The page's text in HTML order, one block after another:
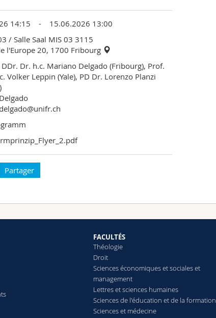
14:15 - 15.06.2026 13:00
/ Salle Saal MIS 03 3115
l'Europe 20, 1700 Fribourg
Dr. h.c. Mariano Delgado (Fribourg), Prof.
Volker Leppin (Yale), PD Dr. Lorenzo Planzi
Partager
FACULTÉS
Théologie
Droit
Sciences économiques et sociales et
management
Lettreset sciences humaines
Sciences de l'éducation et de la formation
Sciences et médecine